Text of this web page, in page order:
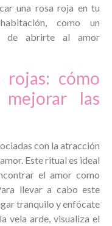
una rosa roja en tu
como un
de abrirte al amor
cómo
las
con la atracción
Este ritual es ideal
el amor como
llevar a cabo este
tranquilo y enfócate
vela arde, visualiza el